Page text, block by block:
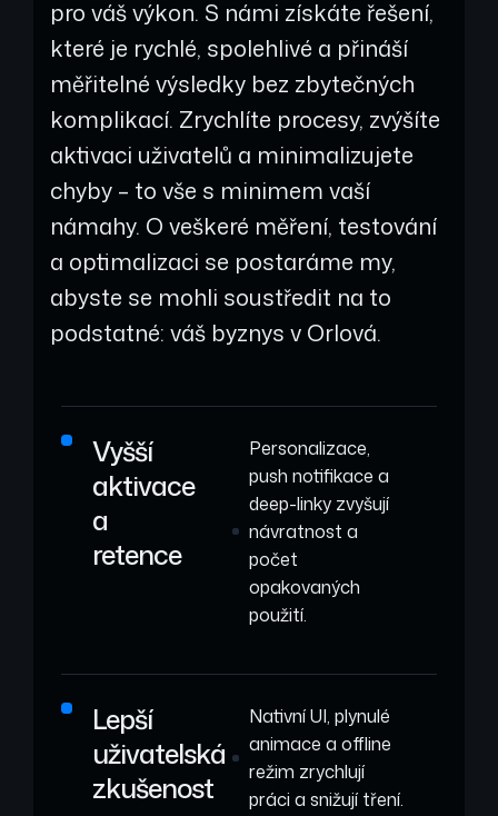
pro váš výkon. S námi získáte řešení,
které je rychlé, spolehlivé a přináší
měřitelné výsledky bez zbytečných
komplikací. Zrychlíte procesy, zvýšíte
aktivaci uživatelů a minimalizujete
chyby – to vše s minimem vaší
námahy. O veškeré měření, testování
a optimalizaci se postaráme my,
abyste se mohli soustředit na to
podstatné: váš byznys v Orlová.
Vyšší
aktivace
a
retence
Personalizace,
push notifikace a
deep-linky zvyšují
návratnost a
počet
opakovaných
použití.
Lepší
uživatelská
zkušenost
Nativní UI, plynulé
animace a offline
režim zrychlují
práci a snižují tření.